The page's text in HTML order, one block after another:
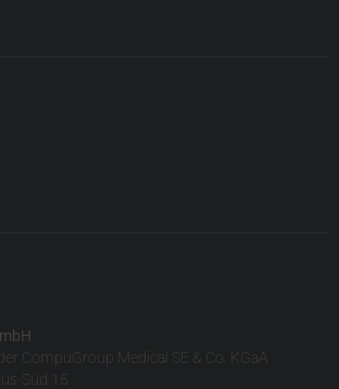
CompuGroup Medical SE & Co. KGaA
Süd 15